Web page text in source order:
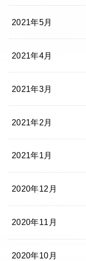
2021年5月
2021年4月
2021年3月
2021年2月
2021年1月
2020年12月
2020年11月
2020年10月